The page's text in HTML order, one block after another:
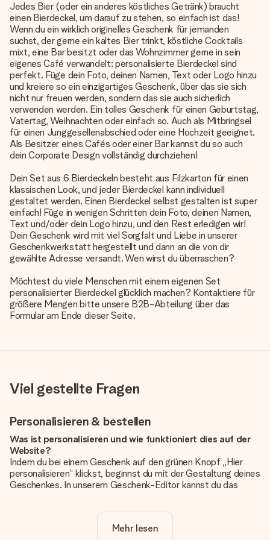
Jedes Bier (oder ein anderes köstliches Getränk) braucht
einen Bierdeckel, um darauf zu stehen, so einfach ist das!
Wenn du ein wirklich originelles Geschenk für jemanden
suchst, der gerne ein kaltes Bier trinkt, köstliche Cocktails
mixt, eine Bar besitzt oder das Wohnzimmer gerne in sein
eigenes Café verwandelt; personalisierte Bierdeckel sind
perfekt. Füge dein Foto, deinen Namen, Text oder Logo hinzu
und kreiere so ein einzigartiges Geschenk, über das sie sich
nicht nur freuen werden, sondern das sie auch sicherlich
verwenden werden. Ein tolles Geschenk für einen Geburtstag,
Vatertag, Weihnachten oder einfach so. Auch als Mitbringsel
für einen Junggesellenabschied oder eine Hochzeit geeignet.
Als Besitzer eines Cafés oder einer Bar kannst du so auch
dein Corporate Design vollständig durchziehen!
Dein Set aus 6 Bierdeckeln besteht aus Filzkarton für einen
klassischen Look, und jeder Bierdeckel kann individuell
gestaltet werden. Einen Bierdeckel selbst gestalten ist super
einfach! Füge in wenigen Schritten dein Foto, deinen Namen,
Text und/oder dein Logo hinzu, und den Rest erledigen wir!
Dein Geschenk wird mit viel Sorgfalt und Liebe in unserer
Geschenkwerkstatt hergestellt und dann an die von dir
gewählte Adresse versandt. Wen wirst du überraschen?
Möchtest du viele Menschen mit einem eigenen Set
personalisierter Bierdeckel glücklich machen? Kontaktiere für
größere Mengen bitte unsere B2B-Abteilung über das
Formular am Ende dieser Seite.
Viel gestellte Fragen
Personalisieren & bestellen
Was ist personalisieren und wie funktioniert dies auf der
Website?
Indem du bei einem Geschenk auf den grünen Knopf „Hier
personalisieren“ klickst, beginnst du mit der Gestaltung deines
Geschenkes. In unserem Geschenk-Editor kannst du das
noch eines unserer angebotenen Designs, um deinem
Geschenk die perfekte Ausstrahlung zu verleihen.
Mehr lesen